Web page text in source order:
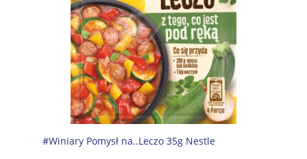
#Winiary Pomysł na..Leczo 35g Nestle